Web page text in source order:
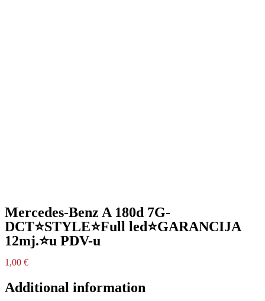
Mercedes-Benz A 180d 7G-
DCT⭐STYLE⭐Full led⭐GARANCIJA
12mj.⭐u PDV-u
1,00 €
Additional information